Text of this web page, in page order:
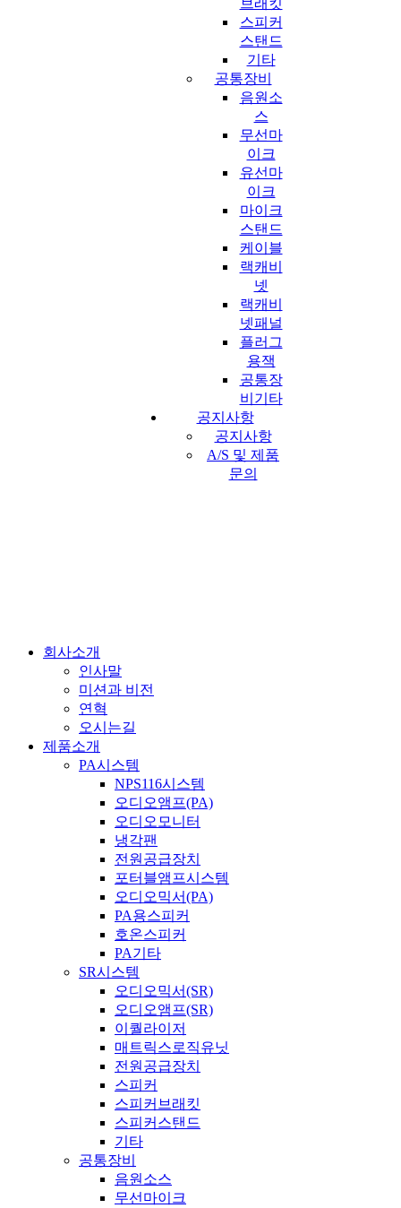
브래킷
스피커
스탠드
기타
공통장비
음원소
스
무선마
이크
유선마
이크
마이크
스탠드
케이블
랙캐비
넷
랙캐비
넷패널
플러그
용잭
공통장
비기타
공지사항
공지사항
A/S 및 제품
문의
회사소개
인사말
미션과 비전
연혁
오시는길
제품소개
PA시스템
NPS116시스템
오디오앰프(PA)
오디오모니터
냉각팬
전원공급장치
포터블앰프시스템
오디오믹서(PA)
PA용스피커
호온스피커
PA기타
SR시스템
오디오믹서(SR)
오디오앰프(SR)
이퀄라이저
매트릭스로직유닛
전원공급장치
스피커
스피커브래킷
스피커스탠드
기타
공통장비
음원소스
무선마이크